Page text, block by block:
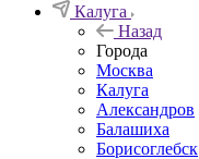
Калуга
Назад
Города
Москва
Калуга
Александров
Балашиха
Борисоглебск